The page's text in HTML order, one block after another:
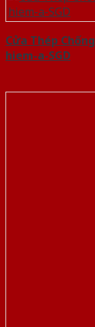
Cửa Thép
hiem-a-SGD